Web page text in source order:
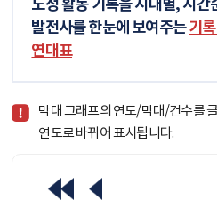
도정 활동 기록을 시대별, 시간
발전사를 한눈에 보여주는기
연대표
막대 그래프의 연도/막대/건수를
연도로 바뀌어 표시됩니다.